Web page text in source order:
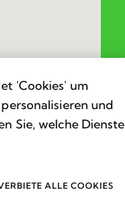
Développements par
'Cookies' um
und
Sie, welche Dienste
ALLE COOKIES